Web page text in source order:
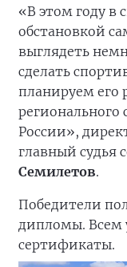
«В этом году в
обстановкой
выглядеть
сделать
планируем
регионального
России»,
главный судья
Семилетов.
Победители
дипломы. Всем
сертификаты.